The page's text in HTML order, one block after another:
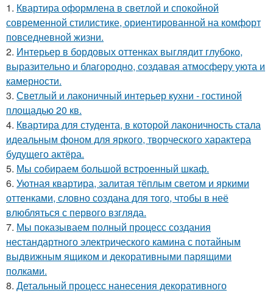
1. Квартира оформлена в светлой и спокойной
современной стилистике, ориентированной на комфорт
повседневной жизни.
2. Интерьер в бордовых оттенках выглядит глубоко,
выразительно и благородно, создавая атмосферу уюта и
камерности.
3. Светлый и лаконичный интерьер кухни - гостиной
площадью 20 кв.
4. Квартира для студента, в которой лаконичность стала
идеальным фоном для яркого, творческого характера
будущего актёра.
5. Мы собираем большой встроенный шкаф.
6. Уютная квартира, залитая тёплым светом и яркими
оттенками, словно создана для того, чтобы в неё
влюбляться с первого взгляда.
7. Мы показываем полный процесс создания
нестандартного электрического камина с потайным
выдвижным ящиком и декоративными парящими
полками.
8. Детальный процесс нанесения декоративного